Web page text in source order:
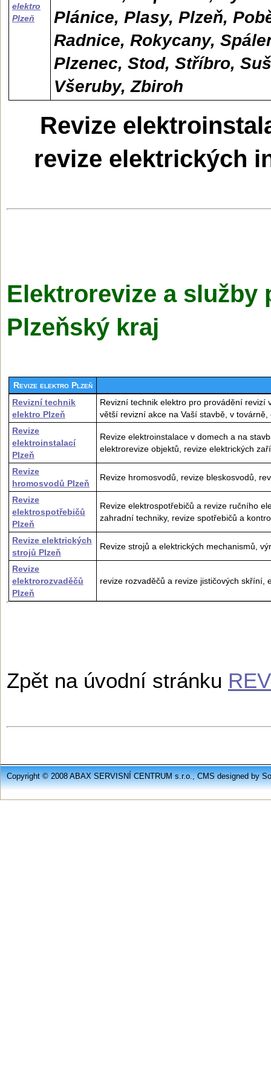
elektro
Plzeň
Plánice, Plasy, Plzeň,
Radnice, Rokycany,
Plzenec, Stod, Stříbro,
Všeruby, Zbiroh
Revize
revize elektrických
Elektrorevize a služby
Plzeňský kraj
Revize elektro Plzeň
Revizní technik
elektro Plzeň
Revizní technik elektro pro provádění revizí
větší revizní akce na Vaší stavbě, v
Revize
elektroinstalací
Plzeň
Revize elektroinstalace v domech a na
elektrorevize objektů, revize elektrických
Revize
hromosvodů Plzeň
Revize hromosvodů, revize bleskosvodů,
Revize
elektrospotřebičů
Plzeň
Revize elektrospotřebičů a revize ručního
zahradní techniky, revize spotřebičů a
Revize elektrických
strojů Plzeň
Revize strojů a elektrických mechanismů,
Revize
elektrorozvaděčů
Plzeň
revize rozvaděčů a revize jističových skříní,
Zpět na úvodní stránku
Copyright © 2008 ABAX SERVISNÍ CENTRUM s.r.o., CMS designed by